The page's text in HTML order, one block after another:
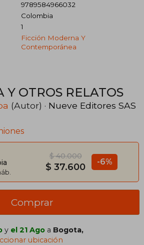
9789584966032
Colombia
1
Ficción Moderna Y
Contemporánea
Y OTROS RELATOS
(Autor) · Nueve Editores SAS
$ 40.000
$ 37.600 -6%
Comprar
y el 21 Ago a Bogota,
ubicación